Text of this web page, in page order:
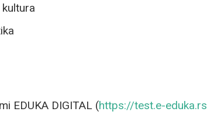
EDUKA DIGITAL (https://test.e-eduka.rs